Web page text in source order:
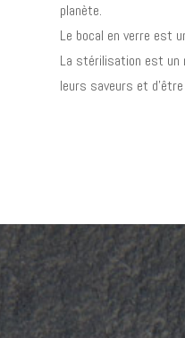
planète.
Le bocal en verre est
La stérilisation est un
leurs saveurs et